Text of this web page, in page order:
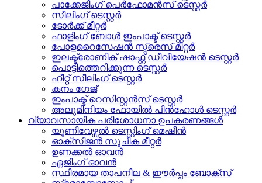
പാക്കേജിംഗ് പെർഫോമൻസ് ടെസ്റ്റർ
സീലിംഗ് ടെസ്റ്റർ
ടോർക്ക് മീറ്റർ
ഫാളിംഗ് ബോൾ ഇംപാക്ട് ടെസ്റ്റർ
പോളറൈസേഷൻ സ്ട്രെസ് മീറ്റർ
ഇലക്ട്രോണിക് ഷാഫ്റ്റ് ഡീവിയേഷൻ ടെസ്റ്റർ
പൊട്ടിത്തെറിക്കുന്ന ടെസ്റ്റർ
ഹീറ്റ് സീലിംഗ് ടെസ്റ്റർ
കനം ഗേജ്
ഇംപാക്ട് റെസിസ്റ്റൻസ് ടെസ്റ്റർ
അലുമിനിയം ഫോയിൽ പിൻഹോൾ ടെസ്റ്റർ
വ്യാവസായിക പരിശോധനാ ഉപകരണങ്ങൾ
യൂണിവേഴ്സൽ ടെസ്റ്റിംഗ് മെഷീൻ
ഓക്സിജൻ സൂചിക മീറ്റർ
ഉണക്കൽ ഓവൻ
ഏജിംഗ് ഓവൻ
സ്ഥിരമായ താപനില & ഈർപ്പം ബോക്സ്